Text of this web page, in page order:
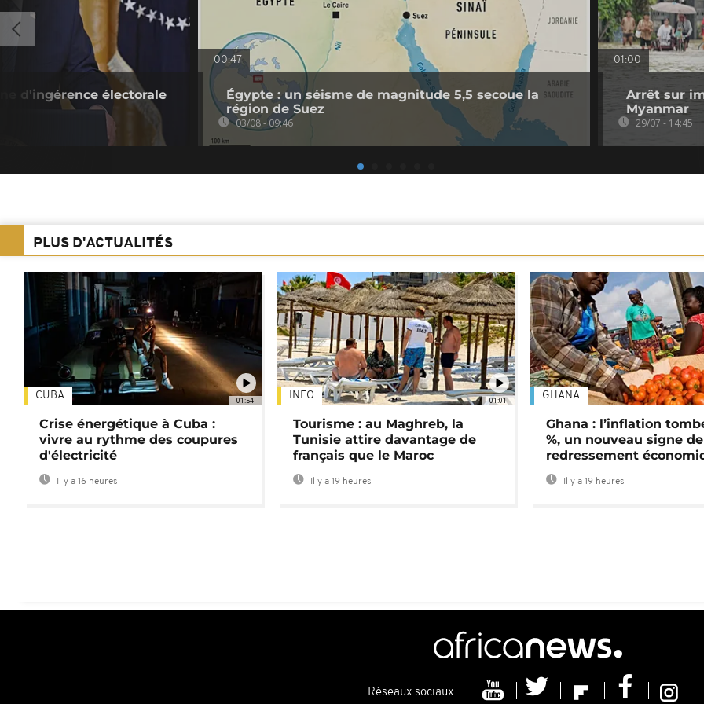
d'ingérence électorale
00:47
Égypte : un séisme de magnitude 5,5 secoue la
région de Suez
03/08 - 09:46
01:00
Arrêt sur
Myanmar
29/07 - 14:45
PLUS D'ACTUALITÉS
01:54
CUBA
Crise énergétique à Cuba :
vivre au rythme des coupures
d'électricité
Il y a 16 heures
01:01
INFO
Tourisme : au Maghreb, la
Tunisie attire davantage de
français que le Maroc
Il y a 19 heures
GHANA
Ghana : l’inflation
%, un nouveau signe de
redressement
Il y a 19 heures
Réseaux sociaux